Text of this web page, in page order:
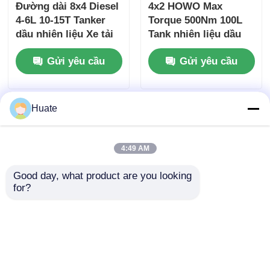
Đường dài 8x4 Diesel
4-6L 10-15T Tanker
dầu nhiên liệu Xe tải
vận chuyển hàng hóa
Gửi yêu cầu
4x2 HOWO Max
Torque 500Nm 100L
Tank nhiên liệu dầu
nhiên liệu dầu thô
Tank xe tải xe vận
chuyển
Gửi yêu cầu
Huate
4:49 AM
Good day, what product are you looking
for?